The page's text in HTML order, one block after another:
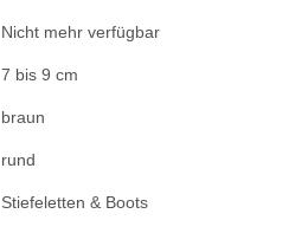
Nicht mehr verfügbar
7 bis 9 cm
braun
rund
Stiefeletten & Boots